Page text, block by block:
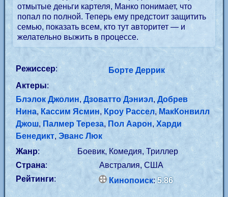
отмытые деньги картеля, Манко понимает, что
попал по полной. Теперь ему предстоит защитить
семью, показать всем, кто тут авторитет — и
желательно выжить в процессе.
Режиссер:
Борте Деррик
Актеры:
Блэлок Джолин,Дзоватто Дэниэл, Добрев
Нина, Кассим Ясмин,Кроу Рассел,МакКонвилл
Джош, Палмер Тереза, Пол Аарон,Харди
Бенедикт, Эванс Люк
Жанр:
Боевик, Комедия, Триллер
Страна:
Австралия, США
Рейтинги: Кинопоиск:5.86